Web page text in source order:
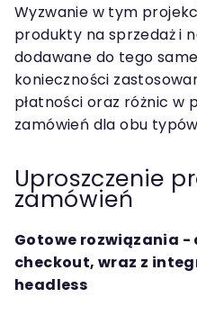
Wyzwanie w tym
produkty na sprzedaż i
dodawane do tego
konieczności
płatności oraz różnic w
zamówień dla obu
Uproszczenie
zamówień
Gotowe rozwiązania -
checkout, wraz z
headless